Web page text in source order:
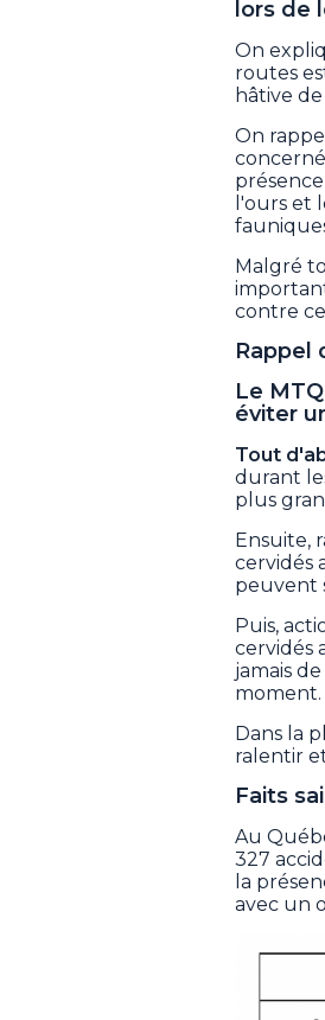
lors de
On
routes
hâtive
On
l'ours et
Malgré
contre
Rappel
Le
éviter
Tout
durant
plus
Ensuite,
cervidés
peuvent
Puis,
cervidés
jamais
moment.
Dans la
ralentir
Faits
Au
327
la
avec un